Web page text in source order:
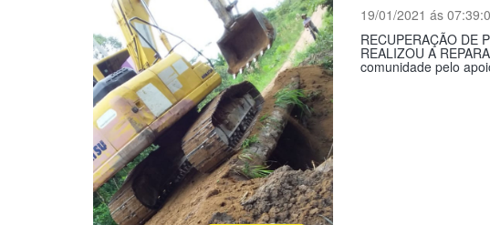
19/01/2021 ás
RECUPERAÇÃO DE
REALIZOU A
comunidade pelo